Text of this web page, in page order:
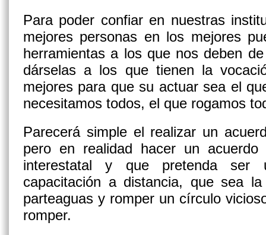
Para poder confiar en nuestras
mejores personas en los mejores
herramientas a los que nos deben
dárselas a los que tienen la
mejores para que su actuar sea el
necesitamos todos, el que rogamos
Parecerá simple el realizar un
pero en realidad hacer un
interestatal y que pretenda ser
capacitación a distancia, que sea
parteaguas y romper un círculo
romper.